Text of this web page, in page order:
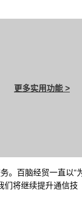
更多实用功能 >
。百脑经贸一直以“
们将继续提升通信技